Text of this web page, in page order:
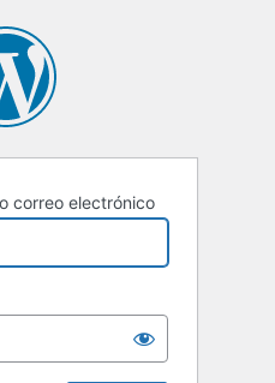
correo electrónico